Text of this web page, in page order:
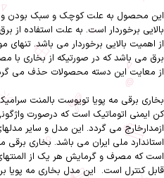
این محصول به علت کوچک و سبک بودن و
بالایی برخوردار است. به علت استفاده از
از اهمیت بالایی برخوردار می باشد.
برق می باشد که در صورتیکه از بخاری با
از معایت این دسته محصولات حذف می
بخاری برقی مه پویا تویوست بالمنت
کن ایمنی اتوماتیک است که درصورت
ازمدارخارج می گردد. این مدل و سایر
است که مصرف و گرمایش هر یک از